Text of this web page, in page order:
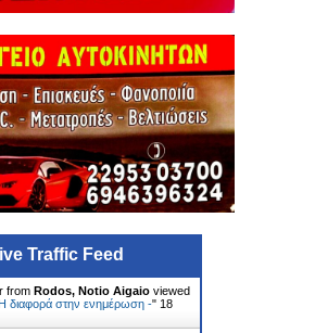
Traffic Feed
from Rodos, Notio Aigaio viewed
διαφορά στην ενημέρωση -" 18